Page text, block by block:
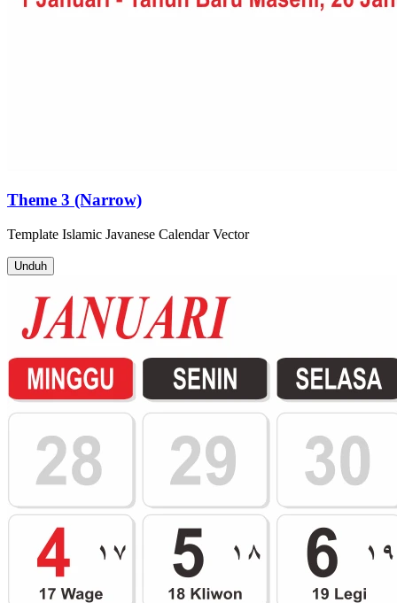
Theme 3 (Narrow)
Template Islamic Javanese CalendarVector
Unduh